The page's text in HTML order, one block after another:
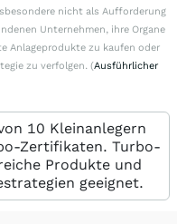
nicht als Aufforderung
Unternehmen, ihre Organe
Anlageprodukte zu kaufen oder
zu verfolgen. (Ausführlicher
10 Kleinanlegern
Zertifikaten. Turbo-
Produkte und
geeignet.